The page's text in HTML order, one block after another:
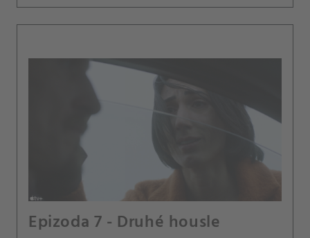
Epizoda 7 - Druhé housle